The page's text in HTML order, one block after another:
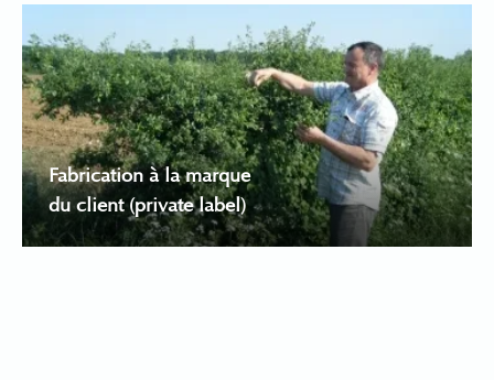
Fabrication à la marque
du client (private label)